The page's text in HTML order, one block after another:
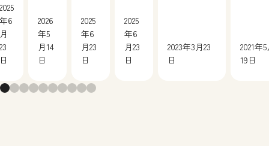
6
2026
年5
月14
日
2025
年6
月23
日
2025
年6
月23
日
2023年3月23
日
2021年
19日